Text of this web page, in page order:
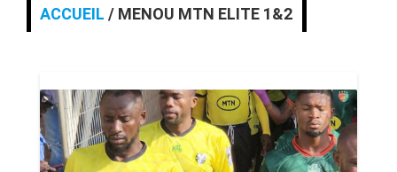
ACTUALITE
ALERTE
ANNONCE
ACCUEIL / MENOU MTN ELITE 1&2